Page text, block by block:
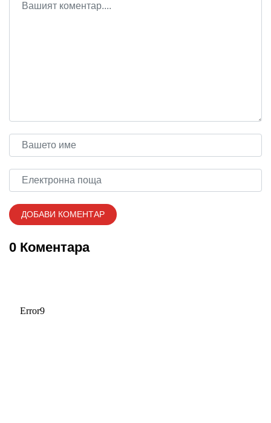
0 Коментара